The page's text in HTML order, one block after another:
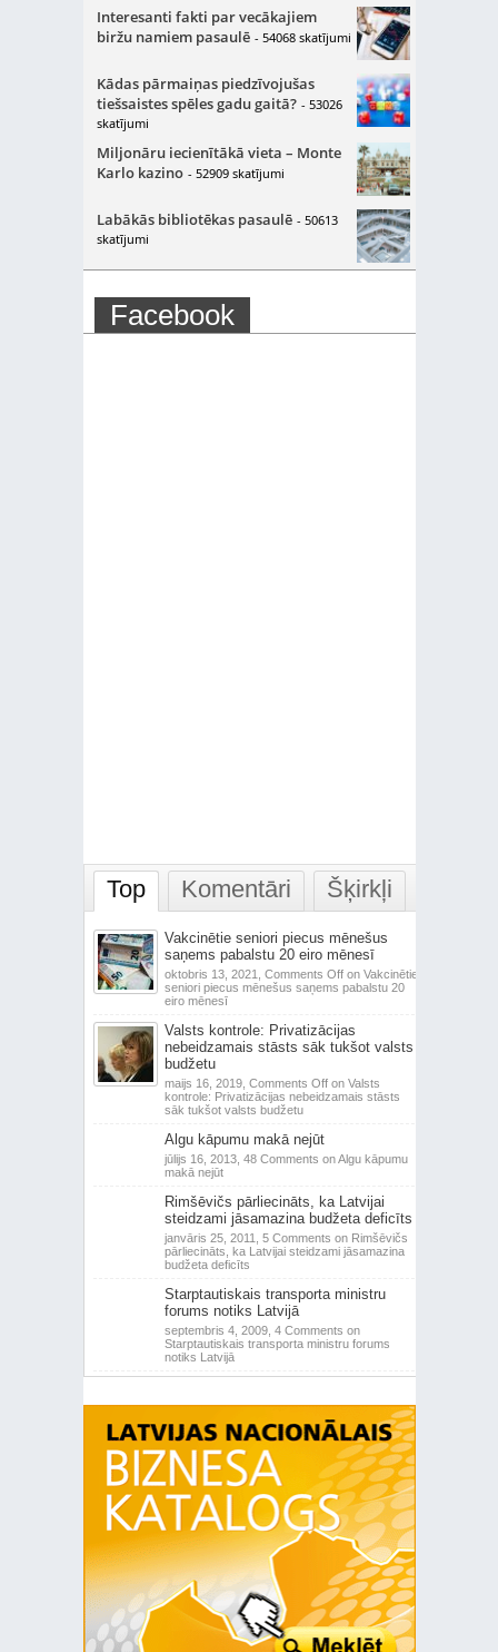
Interesanti fakti par vecākajiem
biržu namiem pasaulē - 54068 skatījumi
Kādas pārmaiņas piedzīvojušas
tiešsaistes spēles gadu gaitā? - 53026
skatījumi
Miljonāru iecienītākā vieta – Monte
Karlo kazino - 52909 skatījumi
Labākās bibliotēkas pasaulē - 50613
skatījumi
Facebook
Top Komentāri Šķirkļi
Vakcinētie seniori piecus mēnešus
saņems pabalstu 20 eiro mēnesī
oktobris 13, 2021, Comments Offon Vakcinētie
seniori piecus mēnešus saņems pabalstu 20
eiro mēnesī
Valsts kontrole: Privatizācijas
nebeidzamais stāsts sāk tukšot valsts
budžetu
maijs 16, 2019, Comments Offon Valsts
kontrole: Privatizācijas nebeidzamais stāsts
sāk tukšot valsts budžetu
Algu kāpumu makā nejūt
jūlijs 16, 2013, 48 Comments on Algu kāpumu
makā nejūt
Rimšēvičs pārliecināts, ka Latvijai
steidzami jāsamazina budžeta deficīts
janvāris 25, 2011, 5 Comments on Rimšēvičs
pārliecināts, ka Latvijai steidzami jāsamazina
budžeta deficīts
Starptautiskais transporta ministru
forums notiks Latvijā
septembris 4, 2009, 4 Comments on
Starptautiskais transporta ministru forums
notiks Latvijā